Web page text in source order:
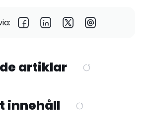
artiklar
innehåll